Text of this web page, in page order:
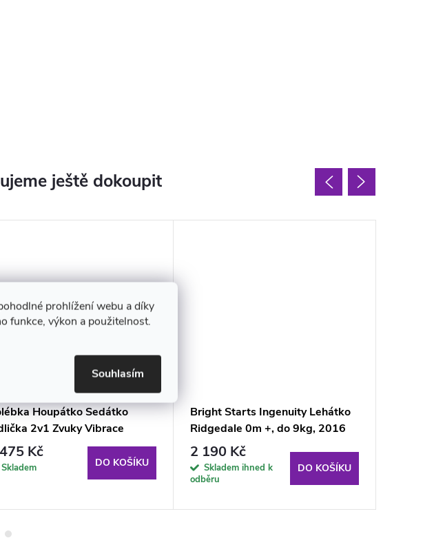
prohlížení webu a díky
funkce, výkon a použitelnost.
Souhlasím
ještě dokoupit
Houpátko Sedátko
2v1 Zvuky Vibrace
Zebra
Kč
Skladem DO KOŠÍKU
Bright Starts Ingenuity Lehátko
Ridgedale 0m +, do 9kg, 2016
2 190 Kč
Skladem ihned k
odběru
DO KOŠÍKU